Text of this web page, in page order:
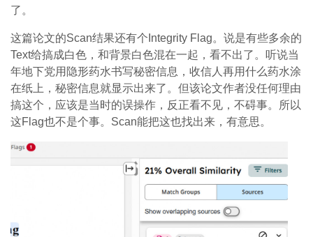
了。
这篇论文的Scan结果还有个Integrity Flag。说是有些多余的
Text给搞成白色，和背景白色混在一起，看不出了。听说当
年地下党用隐形药水书写秘密信息，收信人再用什么药水涂
在纸上，秘密信息就显示出来了。但该论文作者没任何理由
搞这个，应该是当时的误操作，反正看不见，不碍事。所以
这Flag也不是个事。Scan能把这也找出来，有意思。